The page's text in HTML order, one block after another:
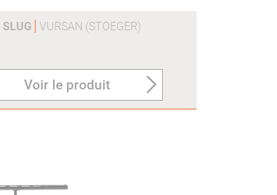
VURSAN (STOEGER)
Voir le produit